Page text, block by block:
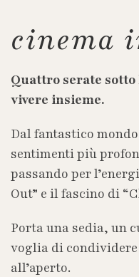
cinema
Quattro serate
vivere insieme.
Dal fantastico
sentimenti più
passando per
Out” e il fascino di
Porta una sedia, un
voglia di
all’aperto.